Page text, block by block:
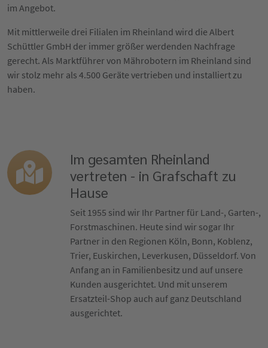
im Angebot.
Mit mittlerweile drei Filialen im Rheinland wird die Albert
Schüttler GmbH der immer größer werdenden Nachfrage
gerecht. Als Marktführer von Mährobotern im Rheinland sind
wir stolz mehr als 4.500 Geräte vertrieben und installiert zu
haben.
Im gesamten Rheinland
vertreten - in Grafschaft zu
Hause
Seit 1955 sind wir Ihr Partner für Land-, Garten-,
Forstmaschinen. Heute sind wir sogar Ihr
Partner in den Regionen Köln, Bonn, Koblenz,
Trier, Euskirchen, Leverkusen, Düsseldorf. Von
Anfang an in Familienbesitz und auf unsere
Kunden ausgerichtet. Und mit unserem
Ersatzteil-Shop auch auf ganz Deutschland
ausgerichtet.